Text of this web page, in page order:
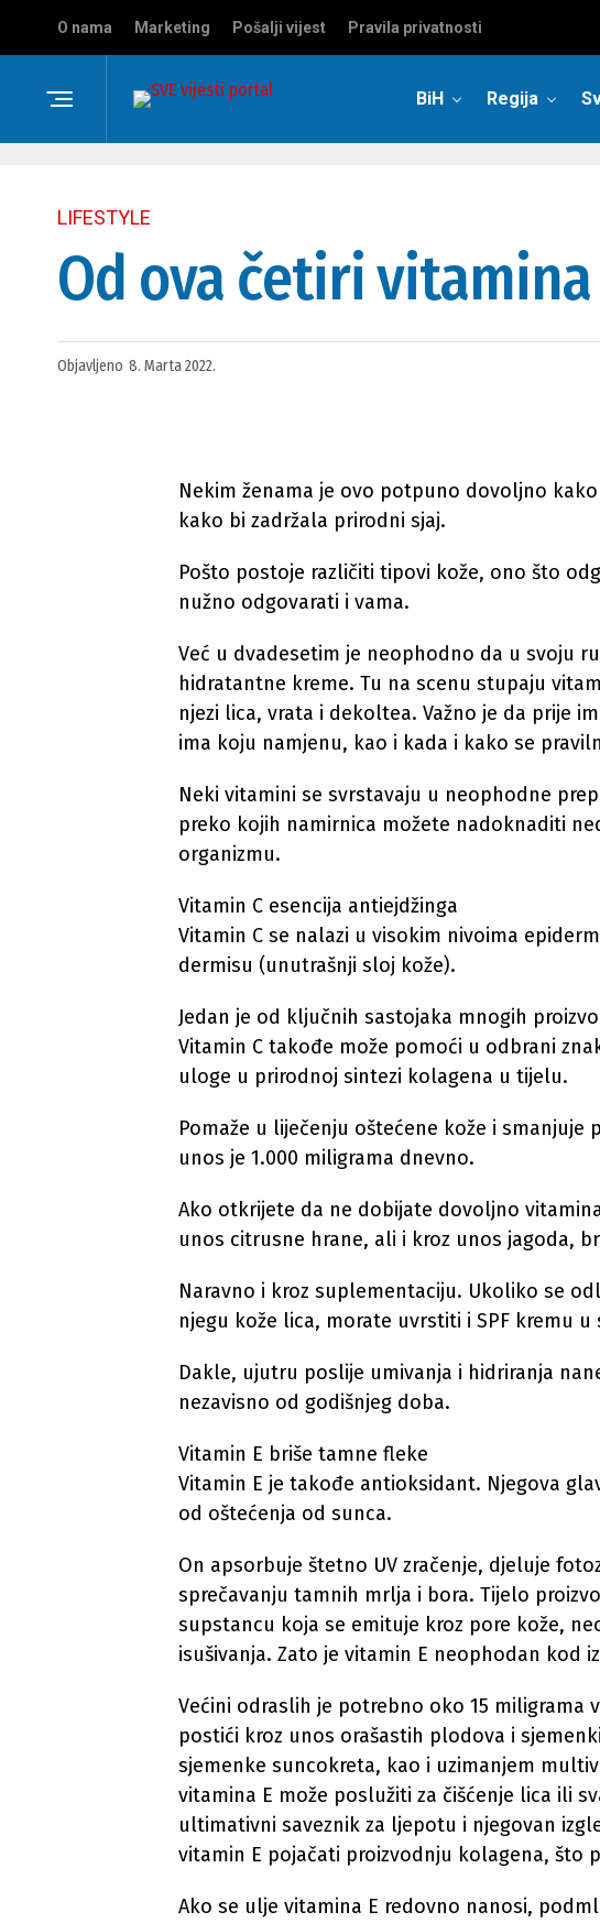
O nama Marketing Pošalji vijest Pravila privatnosti
BiH Regija
LIFESTYLE
Od ova četiri
Objavljeno 8. Marta 2022.
Nekim ženama je ovo potpuno dovoljno
kako bi zadržala prirodni sjaj.
Pošto postoje različiti tipovi kože, ono što
nužno odgovarati i vama.
Već u dvadesetim je neophodno da u svoju
hidratantne kreme. Tu na scenu stupaju
njezi lica, vrata i dekoltea. Važno je da prije
ima koju namjenu, kao i kada i kako se
Neki vitamini se svrstavaju u neophodne
preko kojih namirnica možete nadoknaditi
organizmu.
Vitamin C esencija antiejdžinga
Vitamin C se nalazi u visokim nivoima
dermisu (unutrašnji sloj kože).
Jedan je od ključnih sastojaka mnogih
Vitamin C takođe može pomoći u odbrani
uloge u prirodnoj sintezi kolagena u tijelu.
Pomaže u liječenju oštećene kože i smanjuje
unos je 1.000 miligrama dnevno.
Ako otkrijete da ne dobijate dovoljno
unos citrusne hrane, ali i kroz unos jagoda,
Naravno i kroz suplementaciju. Ukoliko se
njegu kože lica, morate uvrstiti i SPF kremu
Dakle, ujutru poslije umivanja i hidriranja
nezavisno od godišnjeg doba.
Vitamin E briše tamne fleke
Vitamin E je takođe antioksidant. Njegova
od oštećenja od sunca.
On apsorbuje štetno UV zračenje, djeluje
sprečavanju tamnih mrlja i bora. Tijelo
supstancu koja se emituje kroz pore kože,
isušivanja. Zato je vitamin E neophodan kod
Većini odraslih je potrebno oko 15 miligrama
postići kroz unos orašastih plodova i
sjemenke suncokreta, kao i uzimanjem
vitamina E može poslužiti za čišćenje lica ili
ultimativni saveznik za ljepotu i njegovan
vitamin E pojačati proizvodnju kolagena, što
Ako se ulje vitamina E redovno nanosi,